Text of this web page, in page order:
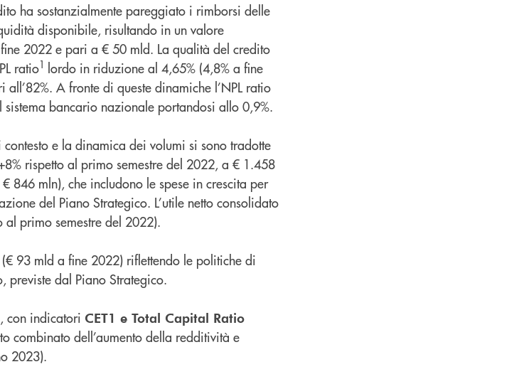
ha sostanzialmente pareggiato i rimborsi delle
disponibile, risultando in un valore
2022 e pari a € 50 mld. La qualità del credito
ratio1 lordo in riduzione al 4,65% (4,8% a fine
A fronte di queste dinamiche l’NPL ratio
bancario nazionale portandosi allo 0,9%.
e la dinamica dei volumi si sono tradotte
rispetto al primo semestre del 2022, a € 1.458
846 mln), che includono le spese in crescita per
del Piano Strategico. L’utile netto consolidato
primo semestre del 2022).
93 mld a fine 2022) riflettendo le politiche di
previste dal Piano Strategico.
con indicatori CET1 e Total Capital Ratio
combinato dell’aumento della redditività e
2023).